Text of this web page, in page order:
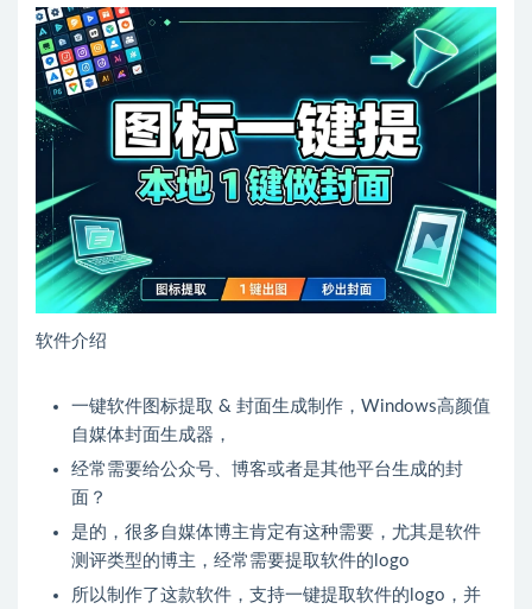
软件介绍
一键软件图标提取 & 封面生成制作，Windows高颜值
自媒体封面生成器，
经常需要给公众号、博客或者是其他平台生成的封
面？
是的，很多自媒体博主肯定有这种需要，尤其是软件
测评类型的博主，经常需要提取软件的logo
所以制作了这款软件，支持一键提取软件的logo，并